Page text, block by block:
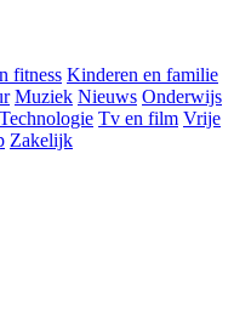
fitness Kinderen en familie
Muziek Nieuws Onderwijs
Technologie Tv en film Vrije
Zakelijk